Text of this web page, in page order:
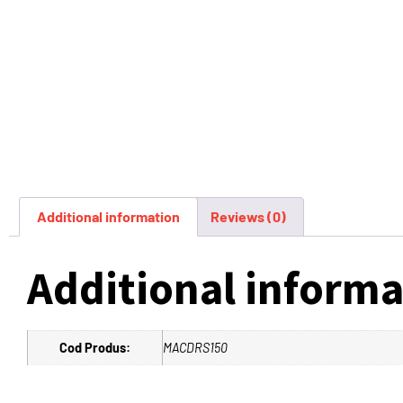
Additional information Reviews (0)
Additional
Cod Produs: MACDRS150